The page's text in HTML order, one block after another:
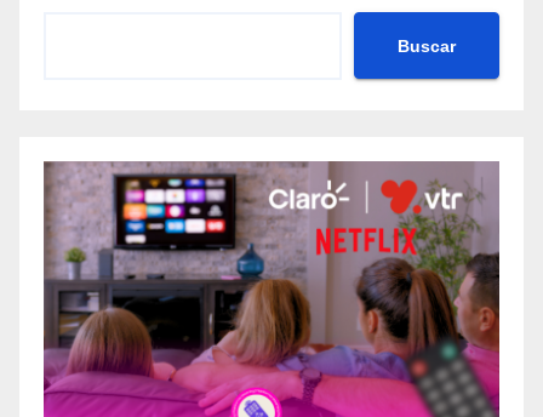
Buscar